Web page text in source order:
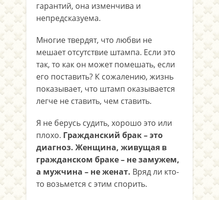
гарантий, она изменчива и
непредсказуема.
Многие твердят, что любви не
мешает отсутствие штампа. Если это
так, то как он может помешать, если
его поставить? К сожалению, жизнь
показывает, что штамп оказывается
легче не ставить, чем ставить.
Я не берусь судить, хорошо это или
плохо. Гражданский брак – это
диагноз. Женщина, живущая в
гражданском браке – не замужем,
а мужчина – не женат. Вряд ли кто-
то возьмется с этим спорить.